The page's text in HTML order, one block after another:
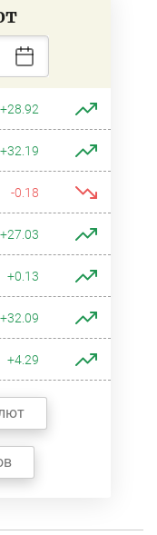
+28.92
+32.19
-0.18
+27.03
+0.13
+32.09
+4.29